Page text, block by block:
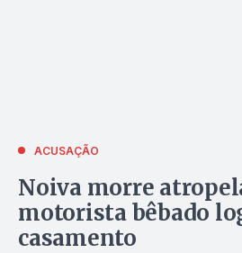
ACUSAÇÃO
Noiva morre
motorista bêbado
casamento